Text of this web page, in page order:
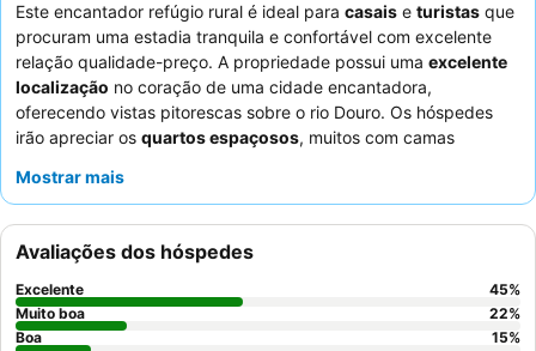
Este encantador refúgio rural é ideal para casais e turistas que
procuram uma estadia tranquila e confortável com excelente
relação qualidade-preço. A propriedade possui uma excelente
localização no coração de uma cidade encantadora,
oferecendo vistas pitorescas sobre o rio Douro. Os hóspedes
irão apreciar os quartos espaçosos, muitos com camas
oferecem uma grande banheira ou jacuzzi. A equipa da receção
Para uma experiência verdadeiramente relaxante, considere
reservar um quarto comjacuzzi
Mostrar mais
Avaliações dos hóspedes
Excelente 45%
Muito boa
22%
Boa
15%